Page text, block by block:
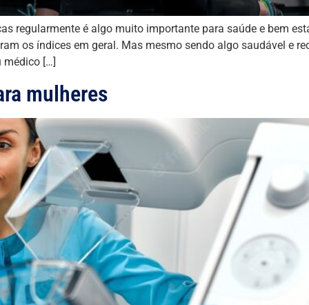
regularmente é algo muito importante para saúde e bem
os índices em geral. Mas mesmo sendo algo saudável e
médico […]
mulheres